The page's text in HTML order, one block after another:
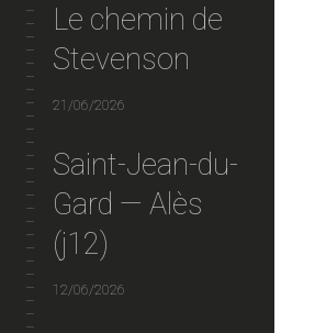
Le chemin de
Stevenson
21/06/2026
Saint-Jean-du-
Gard — Alès
(j12)
12/06/2026